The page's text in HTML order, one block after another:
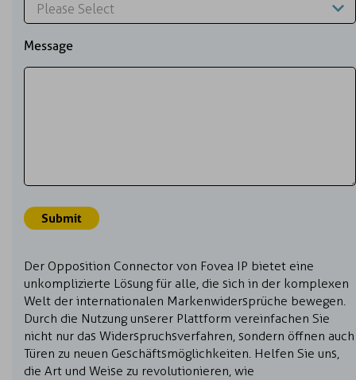
Message
Der Opposition Connector von Fovea IP bietet eine
unkomplizierte Lösung für alle, die sich in der komplexen
Welt der internationalen Markenwidersprüche bewegen.
Durch die Nutzung unserer Plattform vereinfachen Sie
nicht nur das Widerspruchsverfahren, sondern öffnen auch
Türen zu neuen Geschäftsmöglichkeiten. Helfen Sie uns,
die Art und Weise zu revolutionieren, wie